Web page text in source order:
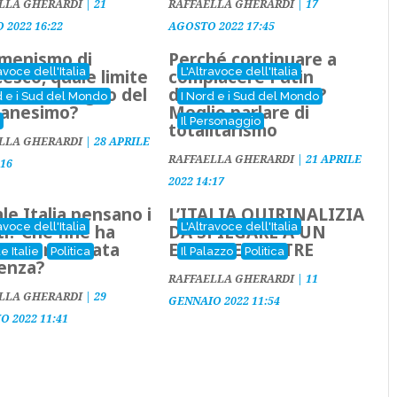
GHERARDI|21
2022 16:22
RAFFAELLA GHERARDI|17
AGOSTO 2022 17:45
dell'Italia
e i Sud del Mondo
di
quale limite
nel segno del
GHERARDI|28 APRILE
L'Altravoce dell'Italia
I Nord e i Sud del Mondo
Il Personaggio
Perché continuare a
compiacere Putin
definendolo "Zar"?
Meglio parlare di
totalitarismo
RAFFAELLA GHERARDI|21 APRILE
2022 14:17
dell'Italia
Italie
Politica
Italia pensano i
Che fine ha
conclamata
GHERARDI|29
2022 11:41
L'Altravoce dell'Italia
Il Palazzo
Politica
L’ITALIA QUIRINALIZIA
DA SPIEGARE A UN
EXTRATERRESTRE
RAFFAELLA GHERARDI|11
GENNAIO 2022 11:54